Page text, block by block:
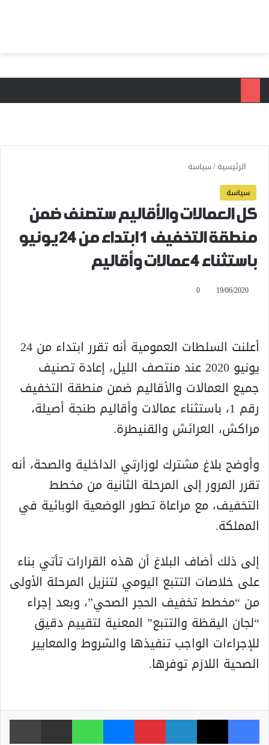
الرئيسية/سياسة
سياسة
كل العمالات والأقاليم ستصنف ضمن
منطقة التخفيف 1 ابتداء من 24 يونيو
باستثناء 4 عمالات وأقاليم
19/06/2020
0
أعلنت السلطات العمومية أنه تقرر ابتداء من 24
يونيو 2020 عند منتصف الليل، إعادة تصنيف
جميع العمالات والأقاليم ضمن منطقة التخفيف
رقم 1، باستثناء عمالات وأقاليم طنجة أصيلة،
مراكش، العرائش والقنيطرة.
وأوضح بلاغ مشترك لوزارتي الداخلية والصحة، أنه
تقرر المرور إلى المرحلة الثانية من مخطط
التخفيف، مع مراعاة تطور الوضعية الوبائية في
المملكة.
إلى ذلك أضاف البلاغ أن هذه القرارات تأتي بناء
على خلاصات التتبع اليومي لتنزيل المرحلة الأولى
من “مخطط تخفيف الحجر الصحي”، وبعد إجراء
“لجان اليقظة والتتبع” المعنية لتقييم دقيق
للإجراءات الواجب تنفيذها والشروط والمعايير
الصحية اللازم توفرها.
فيسبوك ‫X لينكدإن بينتيريست ماسنجر واتساب مشاركة عبر البريد